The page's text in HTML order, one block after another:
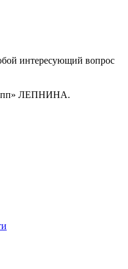
интересующий вопрос
ЛЕПНИНА.